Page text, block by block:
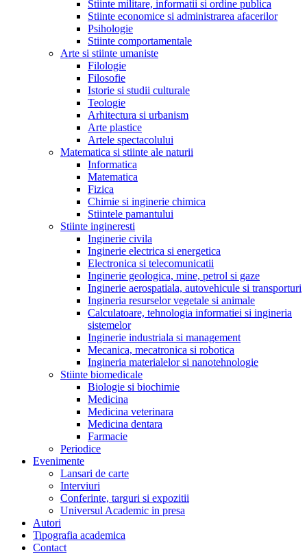
Stiinte militare, informatii si ordine publica
Stiinte economice si administrarea afacerilor
Psihologie
Stiinte comportamentale
Arte si stiinte umaniste
Filologie
Filosofie
Istorie si studii culturale
Teologie
Arhitectura si urbanism
Arte plastice
Artele spectacolului
Matematica si stiinte ale naturii
Informatica
Matematica
Fizica
Chimie si inginerie chimica
Stiintele pamantului
Stiinte ingineresti
Inginerie civila
Inginerie electrica si energetica
Electronica si telecomunicatii
Inginerie geologica, mine, petrol si gaze
Inginerie aerospatiala, autovehicule si transporturi
Ingineria resurselor vegetale si animale
Calculatoare, tehnologia informatiei si ingineria
sistemelor
Inginerie industriala si management
Mecanica, mecatronica si robotica
Ingineria materialelor si nanotehnologie
Stiinte biomedicale
Biologie si biochimie
Medicina
Medicina veterinara
Medicina dentara
Farmacie
Periodice
Evenimente
Lansari de carte
Interviuri
Conferinte, targuri si expozitii
Universul Academic in presa
Autori
Tipografia academica
Contact